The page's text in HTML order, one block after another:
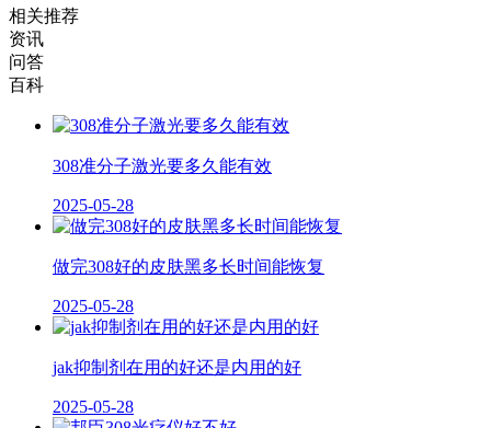
相关推荐
资讯
问答
百科
308准分子激光要多久能有效
2025-05-28
做完308好的皮肤黑多长时间能恢复
2025-05-28
jak抑制剂在用的好还是内用的好
2025-05-28